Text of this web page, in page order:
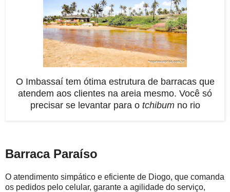
O Imbassaí tem ótima estrutura de barracas que
atendem aos clientes na areia mesmo. Você só
precisar se levantar para o tchibumno rio
Barraca Paraíso
O atendimento simpático e eficiente de Diogo, que comanda
os pedidos pelo celular, garante a agilidade do serviço,